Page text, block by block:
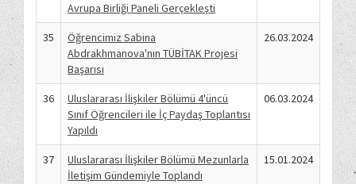
Avrupa Birliği Paneli Gerçekleşti
35
Öğrencimiz Sabina
Abdrakhmanova'nın TÜBİTAK Projesi
Başarısı
26.03.2024
36
Uluslararası İlişkiler Bölümü 4'üncü
Sınıf Öğrencileri ile İç Paydaş Toplantısı
Yapıldı
06.03.2024
37
Uluslararası İlişkiler Bölümü Mezunlarla
İletişim Gündemiyle Toplandı
15.01.2024